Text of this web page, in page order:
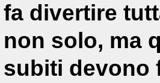
fa divertire
non solo, ma
subiti devono